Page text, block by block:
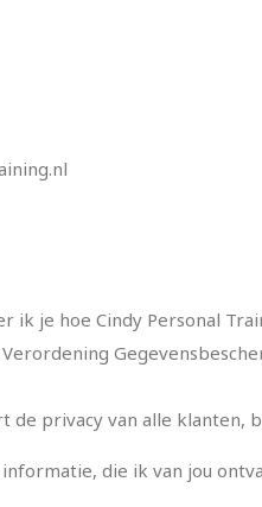
je hoe Cindy Personal
de privacy van alle
die ik van jou